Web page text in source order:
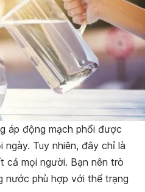
áp động mạch phổi được
Tuy nhiên, đây chỉ là
cả mọi người. Bạn nên trò
nước phù hợp với thể trạng